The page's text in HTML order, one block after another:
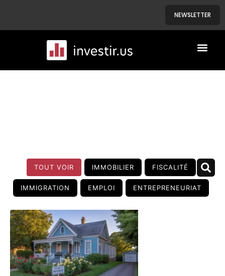
NEWSLETTER
TOUT VOIR IMMOBILIER FISCALITÉ
IMMIGRATION EMPLOI ENTREPRENEURIAT